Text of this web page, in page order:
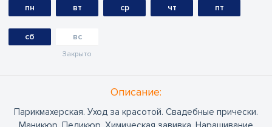
пн вт ср чт пт
сб вс
Закрыто
Oписание:
Парикмахерская. Уход за красотой. Свадебные прически.